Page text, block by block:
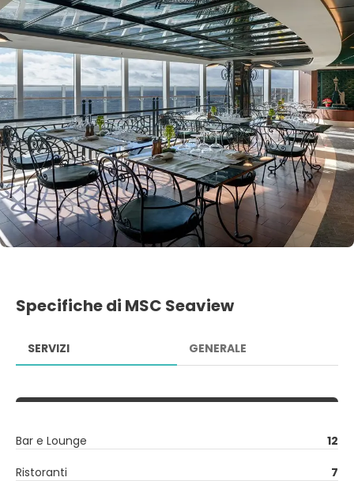
Specifiche di MSC Seaview
SERVIZI GENERALE
Bar e Lounge
12
Ristoranti
7